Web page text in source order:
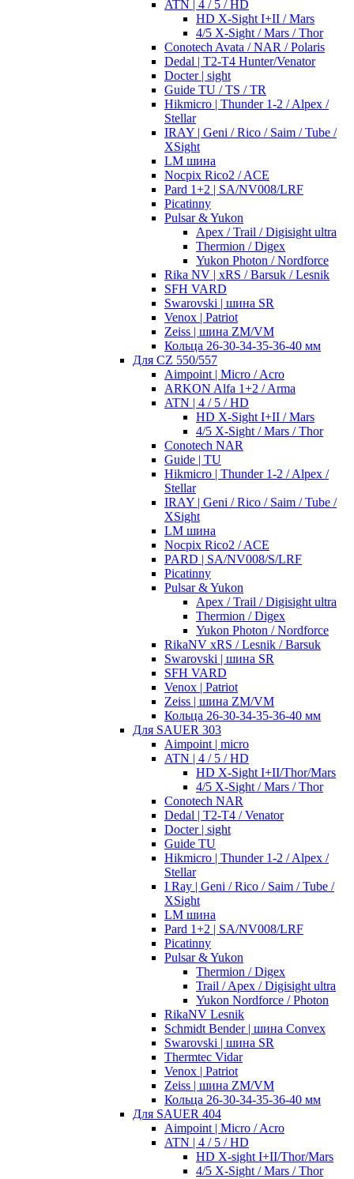
ATN | 4 / 5 / HD
HD X-Sight I+II / Mars
4/5 X-Sight / Mars / Thor
Conotech Avata / NAR / Polaris
Dedal | T2-T4 Hunter/Venator
Docter | sight
Guide TU / TS / TR
Hikmicro | Thunder 1-2 / Alpex /
Stellar
IRAY | Geni / Rico / Saim / Tube /
XSight
LM шина
Nocpix Rico2 / ACE
Pard 1+2 | SA/NV008/LRF
Picatinny
Pulsar & Yukon
Apex / Trail / Digisight ultra
Thermion / Digex
Yukon Photon / Nordforce
Rika NV | xRS / Barsuk / Lesnik
SFH VARD
Swarovski | шина SR
Venox | Patriot
Zeiss | шина ZM/VM
Кольца 26-30-34-35-36-40 мм
Для CZ 550/557
Aimpoint | Micro / Acro
ARKON Alfa 1+2 / Arma
ATN | 4 / 5 / HD
HD X-Sight I+II / Mars
4/5 X-Sight / Mars / Thor
Conotech NAR
Guide | TU
Hikmicro | Thunder 1-2 / Alpex /
Stellar
IRAY | Geni / Rico / Saim / Tube /
XSight
LM шина
Nocpix Rico2 / ACE
PARD | SA/NV008/S/LRF
Picatinny
Pulsar & Yukon
Apex / Trail / Digisight ultra
Thermion / Digex
Yukon Photon / Nordforce
RikaNV xRS / Lesnik / Barsuk
Swarovski | шина SR
SFH VARD
Venox | Patriot
Zeiss | шина ZM/VM
Кольца 26-30-34-35-36-40 мм
Для SAUER 303
Aimpoint | micro
ATN | 4 / 5 / HD
HD X-Sight I+II/Thor/Mars
4/5 X-Sight / Mars / Thor
Conotech NAR
Dedal | T2-T4 / Venator
Docter | sight
Guide TU
Hikmicro | Thunder 1-2 / Alpex /
Stellar
I Ray | Geni / Rico / Saim / Tube /
XSight
LM шина
Pard 1+2 | SA/NV008/LRF
Picatinny
Pulsar & Yukon
Thermion / Digex
Trail / Apex / Digisight ultra
Yukon Nordforce / Photon
RikaNV Lesnik
Schmidt Bender | шина Convex
Swarovski | шина SR
Thermtec Vidar
Venox | Patriot
Zeiss | шина ZM/VM
Кольца 26-30-34-35-36-40 мм
Для SAUER 404
Aimpoint | Micro / Acro
ATN | 4 / 5 / HD
HD X-sight I+II/Thor/Mars
4/5 X-Sight / Mars / Thor